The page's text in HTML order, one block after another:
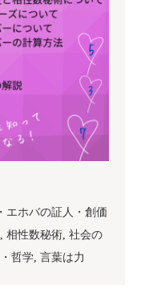
エホバの証人・創価
, 相性数秘術, 社会の
哲学, 言葉は力